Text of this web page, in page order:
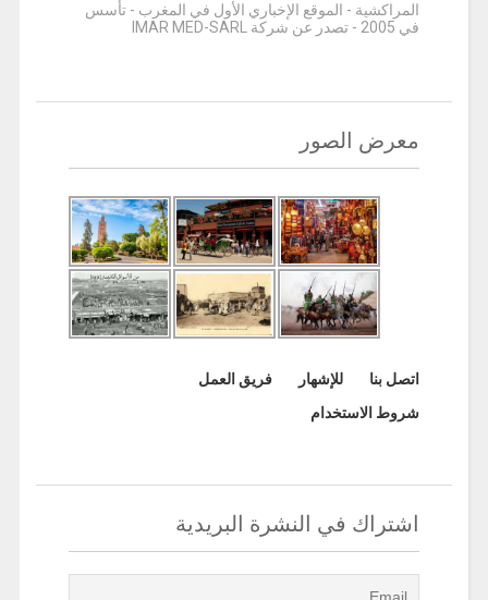
المراكشية - الموقع الإخباري الأول في المغرب - تأسس
في 2005 - تصدر عن شركة IMAR MED-SARL
معرض الصور
اتصل بنا للإشهار
فريق العمل
شروط الاستخدام
اشتراك في النشرة البريدية